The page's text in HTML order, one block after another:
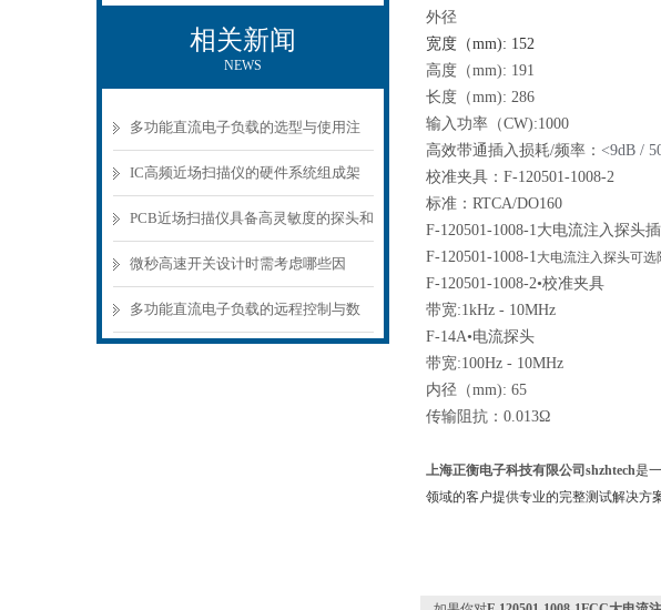
相关新闻
NEWS
多功能直流电子负载的选型与使用注
意事项
IC高频近场扫描仪的硬件系统组成架
构分析
PCB近场扫描仪具备高灵敏度的探头和
精密的扫描机构
微秒高速开关设计时需考虑哪些因
素？
多功能直流电子负载的远程控制与数
外径
宽度（mm): 152
高度（mm): 191
长度（mm): 286
输入功率（CW):1000
高效带通插入损耗/频率： <9dB /
校准夹具：F-120501-1008-2
标准：RTCA/DO160
F-120501-1008-1大电流注入探头
F-120501-1008-1大电流注入探头可选
F-120501-1008-2•校准夹具
带宽:1kHz - 10MHz
F-14A•电流探头
带宽:100Hz - 10MHz
内径（mm): 65
传输阻抗：0.013Ω
上海正衡电子科技有限公司shzhtech是
领域的客户提供专业的完整测试解决方